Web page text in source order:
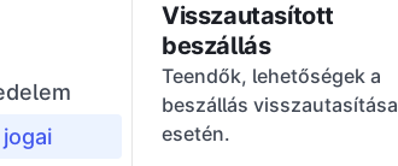
Visszautasított
beszállás
Teendők, lehetőségek a
beszállás visszautasítása
esetén.